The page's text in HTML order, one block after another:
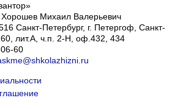
Михаил Валерьевич
Санкт-Петербург, г. Петергоф Санкт-
лит.А, ч.п. 2-Н, оф.432, 434
60